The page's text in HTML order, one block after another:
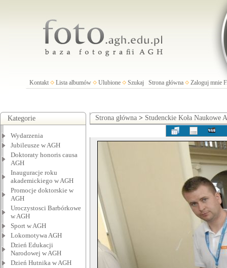
Kontakt Lista albumów Ulubione Szukaj Strona główna Zaloguj mnie
Kategorie
Wydarzenia
Jubileusze w AGH
Doktoraty honoris causa
AGH
Inauguracje roku
akademickiego w AGH
Promocje doktorskie w
AGH
Uroczystosci Barbórkowe
w AGH
Sport w AGH
Lokomotywa AGH
Dzień Edukacji
Narodowej w AGH
Dzień Hutnika w AGH
Strona główna > Studenckie Koła Naukowe